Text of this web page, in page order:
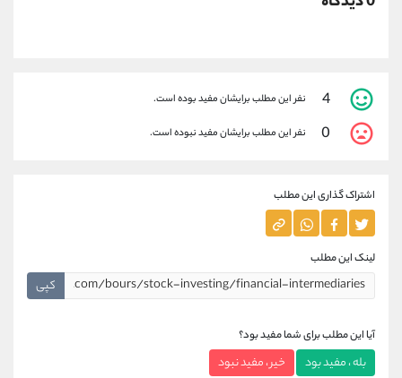
4 نفر این مطلب برایشان مفید بوده است.
0 نفر این مطلب برایشان مفید نبوده است.
اشتراک گذاری این مطلب
لینک این مطلب
کپی
آیا این مطلب برای شما مفید بود؟
بله ، مفید بود خیر ، مفید نبود